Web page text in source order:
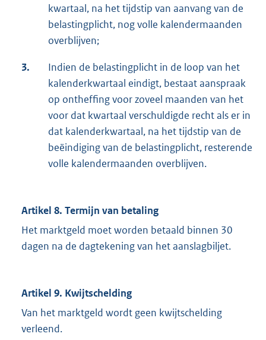
kwartaal, na het tijdstip van aanvang van de
belastingplicht, nog volle kalendermaanden
overblijven;
3.
Indien de belastingplicht in de loop van het
kalenderkwartaal eindigt, bestaat aanspraak
op ontheffing voor zoveel maanden van het
voor dat kwartaal verschuldigde recht als er in
dat kalenderkwartaal, na het tijdstip van de
beëindiging van de belastingplicht, resterende
volle kalendermaanden overblijven.
Artikel 8. Termijn van betaling
Het marktgeld moet worden betaald binnen 30
dagen na de dagtekening van het aanslagbiljet.
Artikel 9. Kwijtschelding
Van het marktgeld wordt geen kwijtschelding
verleend.